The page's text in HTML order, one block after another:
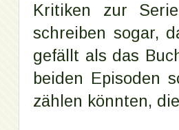
Kritiken zur
schreiben sogar,
gefällt als das
beiden Episoden
zählen könnten,